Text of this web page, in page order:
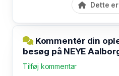
Dette
Kommentér din
besøg på NEYE
Tilføj kommentar